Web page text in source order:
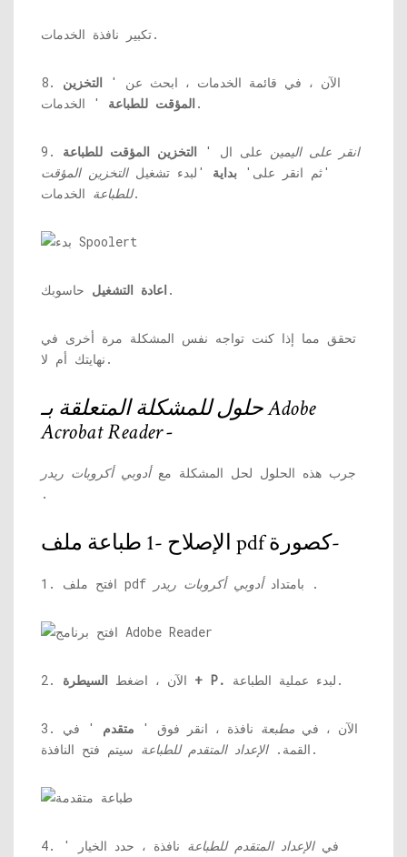
تكبير نافذة الخدمات.
8. الآن ، في قائمة الخدمات ، ابحث عن ' التخزين
المؤقت للطباعة ' الخدمات.
9. انقر على اليمين على ال ' التخزين المؤقت للطباعة
'ثم انقر على' بداية 'لبدء تشغيلالتخزين المؤقت
للطباعةالخدمات.
اعادة التشغيل حاسوبك.
تحقق مما إذا كنت تواجه نفس المشكلة مرة أخرى في
نهايتك أم لا.
حلول للمشكلة المتعلقة بـ Adobe
Acrobat Reader -
جرب هذه الحلول لحل المشكلة معأدوبي أكروبات ريدر
.
الإصلاح -1 طباعة ملف pdf كصورة-
1. افتح ملف pdf بامتدادأدوبي أكروبات ريدر .
2. الآن ، اضغط السيطرة + P. لبدء عملية الطباعة.
3. الآن ، في مطبعة نافذة ، انقر فوق ' متقدم ' في
القمة.الإعداد المتقدم للطباعة سيتم فتح النافذة.
4. فيالإعداد المتقدم للطباعة نافذة ، حدد الخيار '